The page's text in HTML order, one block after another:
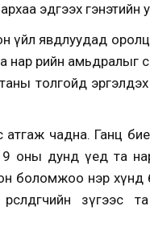
эдгээх гэнэтийн
үйл явдлуудад
өөрийн амьдралыг
толгойд
чадна. Ганц
оны дунд үед та
нэр хүнд
зүгээс